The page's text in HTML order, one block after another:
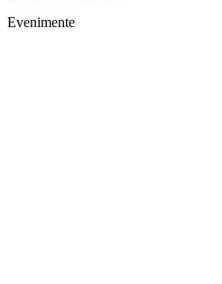
Evenimente